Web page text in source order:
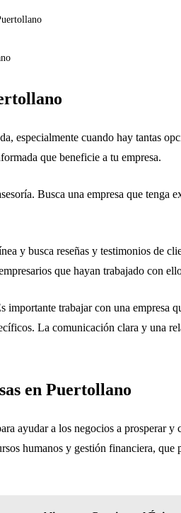
que beneficie a tu empresa.
Busca una empresa que tenga
y busca reseñas y testimonios de
que hayan trabajado con
trabajar con una empresa
La comunicación clara y una
en Puertollano
ayudar a los negocios a prosperar
humanos y gestión financiera,